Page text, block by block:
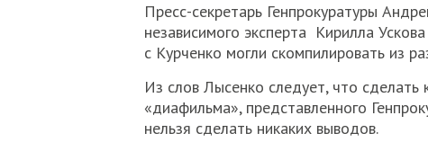
Пресс-секретарь Генпрокуратуры
независимого эксперта Кирилла
с Курченко могли скомпилировать из
Из слов Лысенко следует, что
«диафильма», представленного
нельзя сделать никаких выводов.